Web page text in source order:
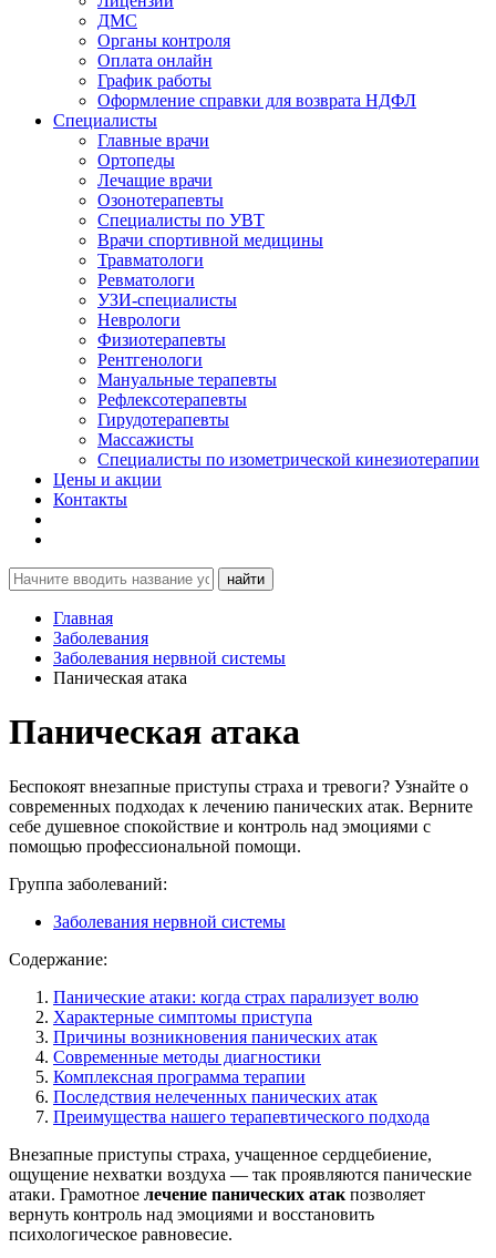
ДМС
Органы контроля
Оплата онлайн
График работы
Оформление справки для возврата НДФЛ
Специалисты
Главные врачи
Ортопеды
Лечащие врачи
Озонотерапевты
Специалисты по УВТ
Врачи спортивной медицины
Травматологи
Ревматологи
УЗИ-специалисты
Неврологи
Физиотерапевты
Рентгенологи
Мануальные терапевты
Рефлексотерапевты
Гирудотерапевты
Массажисты
Специалисты по изометрической кинезиотерапии
Цены и акции
Контакты
найти
Главная
Заболевания
Заболевания нервной системы
Паническая атака
Паническая атака
Беспокоят внезапные приступы страха и тревоги? Узнайте о
современных подходах к лечению панических атак. Верните
себе душевное спокойствие и контроль над эмоциями с
помощью профессиональной помощи.
Группа заболеваний:
Заболевания нервной системы
Содержание:
Панические атаки: когда страх парализует волю
Характерные симптомы приступа
Причины возникновения панических атак
Современные методы диагностики
Комплексная программа терапии
Последствия нелеченных панических атак
Преимущества нашего терапевтического подхода
Внезапные приступы страха, учащенное сердцебиение,
ощущение нехватки воздуха — так проявляются панические
атаки. Грамотное лечение панических атак позволяет
вернуть контроль над эмоциями и восстановить
психологическое равновесие.